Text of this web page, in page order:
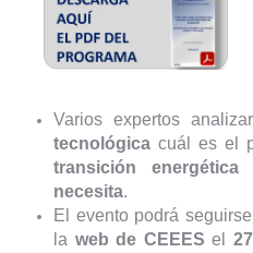
Varios expertos
tecnológica cuál es el
transición
necesita.
El evento podrá
la web de CEEES el